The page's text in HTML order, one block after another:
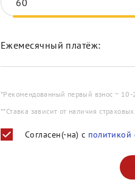
Ежемесячный платёж:
*Рекомендованный первый взнос ~ 10-
**Ставка зависит от наличия
Согласен(-на) с